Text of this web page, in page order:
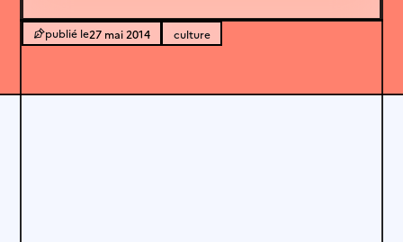
27 mai 2014 culture